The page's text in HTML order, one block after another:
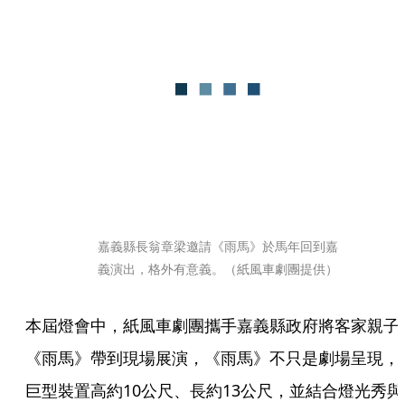
嘉義縣長翁章梁邀請《雨馬》於馬年回到嘉
義演出，格外有意義。（紙風車劇團提供）
本屆燈會中，紙風車劇團攜手嘉義縣政府將客家親子
《雨馬》帶到現場展演，《雨馬》不只是劇場呈現，
巨型裝置高約10公尺、長約13公尺，並結合燈光秀與